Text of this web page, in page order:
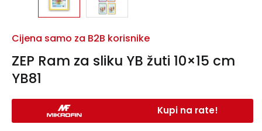
ZEP Ram za sliku YB žuti 10×15 cm
YB81
Cijena samo za B2B korisnike
Kupi na rate!